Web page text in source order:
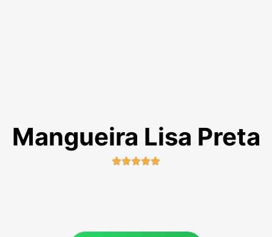
Mangueira Lisa Preta
